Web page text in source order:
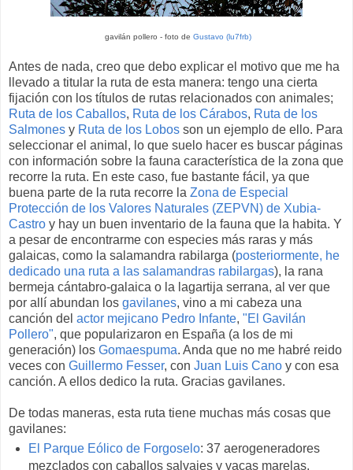
gavilán pollero - foto de Gustavo (lu7frb)
Antes de nada, creo que debo explicar el motivo que me ha
llevado a titular la ruta de esta manera: tengo una cierta
fijación con los títulos de rutas relacionados con animales;
Ruta de los Caballos, Ruta de los Cárabos, Ruta de los
Salmones y Ruta de los Lobos son un ejemplo de ello. Para
seleccionar el animal, lo que suelo hacer es buscar páginas
con información sobre la fauna característica de la zona que
recorre la ruta. En este caso, fue bastante fácil, ya que
buena parte de la ruta recorre la Zona de Especial
Protección de los Valores Naturales (ZEPVN) de Xubia-
Castro y hay un buen inventario de la fauna que la habita. Y
a pesar de encontrarme con especies más raras y más
galaicas, como la salamandra rabilarga (posteriormente, he
dedicado una ruta a las salamandras rabilargas), la rana
bermeja cántabro-galaica o la lagartija serrana, al ver que
por allí abundan los gavilanes, vino a mi cabeza una
canción del actor mejicano Pedro Infante, "El Gavilán
Pollero", que popularizaron en España (a los de mi
generación) los Gomaespuma. Anda que no me habré reido
veces con Guillermo Fesser, con Juan Luis Cano y con esa
canción. A ellos dedico la ruta. Gracias gavilanes.
De todas maneras, esta ruta tiene muchas más cosas que
gavilanes:
El Parque Eólico de Forgoselo: 37 aerogeneradores
mezclados con caballos salvajes y vacas marelas.